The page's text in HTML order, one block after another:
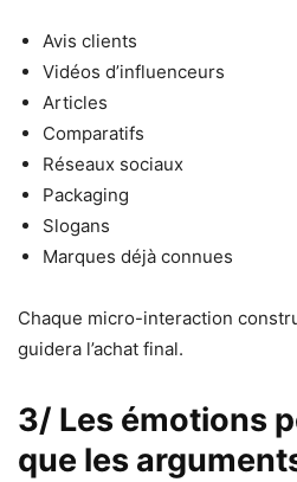
Avis clients
Vidéos d’influenceurs
Articles
Comparatifs
Réseaux sociaux
Packaging
Slogans
Marques déjà connues
Chaque micro-interaction
guidera l’achat final.
3/ Les émotions
que les